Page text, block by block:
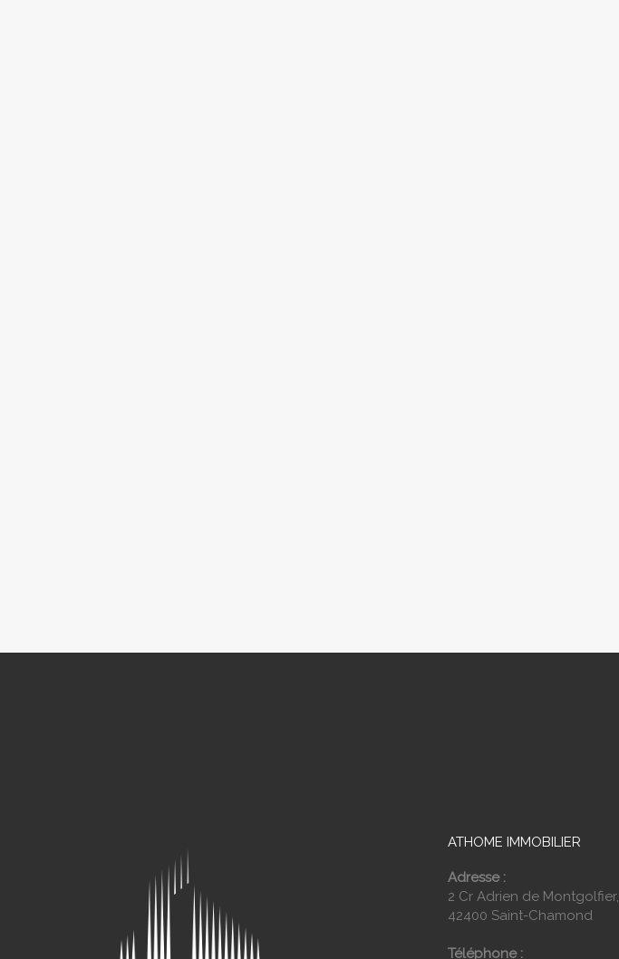
ATHOME IMMOBILIER
Adresse :
2 Cr Adrien de Montgolfier,
42400 Saint-Chamond
Téléphone :